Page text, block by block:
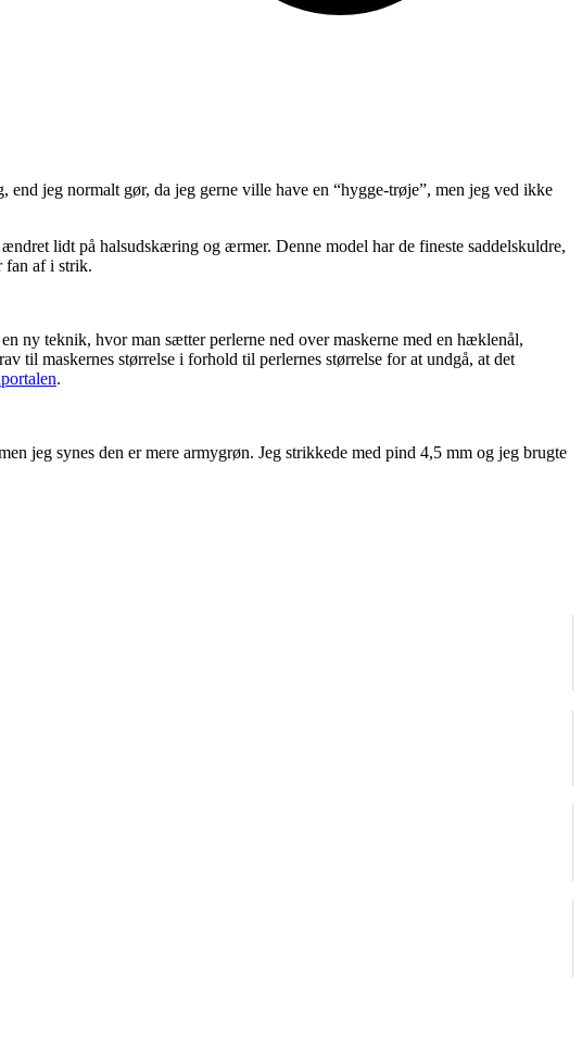
jeg normalt gør, da jeg gerne ville have en “hygge-trøje”, men jeg ved ikke
lidt på halsudskæring og ærmer. Denne model har de fineste saddelskuldre,
fan af i strik.
ny teknik, hvor man sætter perlerne ned over maskerne med en hæklenål,
til maskernes størrelse i forhold til perlernes størrelse for at undgå, at det
.
jeg synes den er mere armygrøn. Jeg strikkede med pind 4,5 mm og jeg brugte